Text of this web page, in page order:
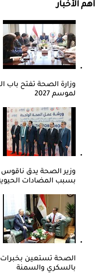
أهم الأخبار
وزارة الصحة تفتح باب
لموسم 2027
بسبب المضادات
الصحة تستعين
بالسكري والسمنة